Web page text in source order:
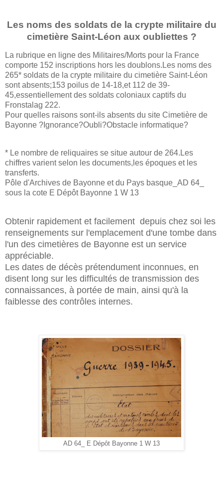
Les noms des soldats de la crypte militaire du
cimetière Saint-Léon aux oubliettes ?
La rubrique en ligne des Militaires/Morts pour la France
comporte 152 inscriptions hors les doublons.Les noms des
265* soldats de la crypte militaire du cimetière Saint-Léon
sont absents;153 poilus de 14-18,et 112 de 39-
45,essentiellement des soldats coloniaux captifs du
Fronstalag 222.
Pour quelles raisons sont-ils absents du site Cimetière de
Bayonne ?Ignorance?Oubli?Obstacle informatique?
* Le nombre de reliquaires se situe autour de 264.Les
chiffres varient selon les documents,les époques et les
transferts.
Pôle d'Archives de Bayonne et du Pays basque_AD 64_
sous la cote E Dépôt Bayonne 1 W 13
Obtenir rapidement et facilement depuis chez soi les
renseignements sur l'emplacement d'une tombe dans
l'un des cimetières de Bayonne est un service
appréciable.
Les dates de décès prétendument inconnues, en
disent long sur les difficultés de transmission des
connaissances, à portée de main, ainsi qu'à la
faiblesse des contrôles internes.
AD 64_ E Dépôt Bayonne 1 W 13